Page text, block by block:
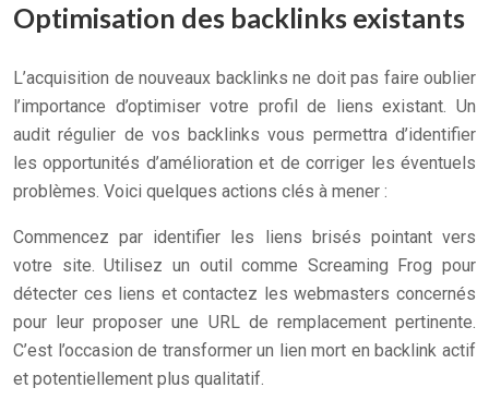
Optimisation des backlinks existants
L’acquisition de nouveaux backlinks ne doit pas faire oublier
l’importance d’optimiser votre profil de liens existant. Un
audit régulier de vos backlinks vous permettra d’identifier
les opportunités d’amélioration et de corriger les éventuels
problèmes. Voici quelques actions clés à mener :
Commencez par identifier les liens brisés pointant vers
votre site. Utilisez un outil comme Screaming Frog pour
détecter ces liens et contactez les webmasters concernés
pour leur proposer une URL de remplacement pertinente.
C’est l’occasion de transformer un lien mort en backlink actif
et potentiellement plus qualitatif.